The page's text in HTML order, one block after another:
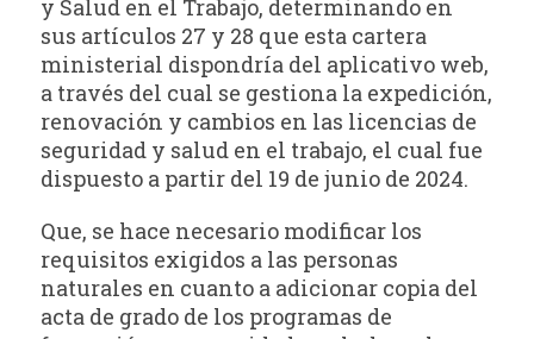
y Salud en el Trabajo, determinando en
sus artículos 27 y 28 que esta cartera
ministerial dispondría del aplicativo web,
a través del cual se gestiona la expedición,
renovación y cambios en las licencias de
seguridad y salud en el trabajo, el cual fue
dispuesto a partir del 19 de junio de 2024.
Que, se hace necesario modificar los
requisitos exigidos a las personas
naturales en cuanto a adicionar copia del
acta de grado de los programas de